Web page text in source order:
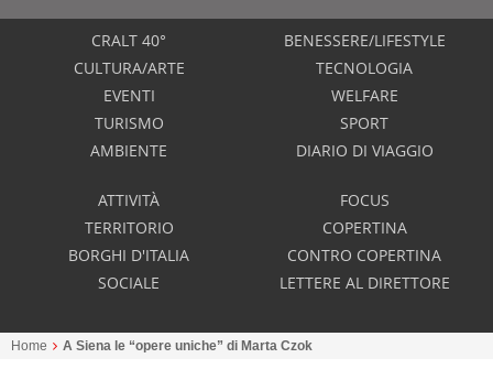
CRALT 40°
CULTURA/ARTE
EVENTI
TURISMO
AMBIENTE
BENESSERE/LIFESTYLE
TECNOLOGIA
WELFARE
SPORT
DIARIO DI VIAGGIO
ATTIVITÀ
TERRITORIO
BORGHI D'ITALIA
SOCIALE
FOCUS
COPERTINA
CONTRO COPERTINA
LETTERE AL DIRETTORE
Home A Siena le “opere uniche” di Marta Czok